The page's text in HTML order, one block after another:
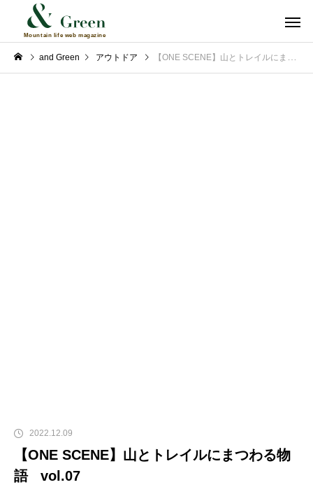
and Green アウトドア 【ONE SCENE】山とトレイルにまつわる物語 vol.07
2022.12.09
【ONE SCENE】山とトレイルにまつわる物
語 vol.07